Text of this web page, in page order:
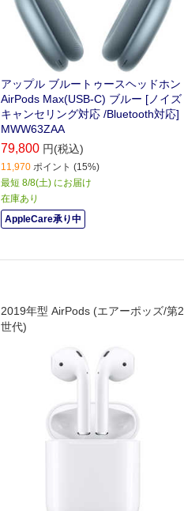
アップル ブルートゥースヘッドホン
AirPods Max(USB-C) ブルー [ノイズ
キャンセリング対応 /Bluetooth対応]
MWW63ZAA
79,800 円(税込)
11,970 ポイント (15%)
最短 8/8(土) にお届け
在庫あり
AppleCare承り中
2019年型 AirPods (エアーポッズ/第2
世代)